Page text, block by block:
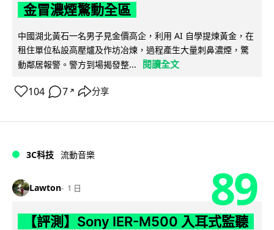
金冒濃煙驚動全區
中國湖北黃石一名男子見金價高企，利用 AI 自學提煉黃金，在
租住單位私設高壓爐及作坊冶煉，過程產生大量刺鼻濃煙，驚
動鄰居報警。警方到場揭發整...
閱讀全文
104 7 ↗ 分享
3C科技 流動音樂
Lawton 1 日 89
【評測】Sony IER-M500 入耳式監聽